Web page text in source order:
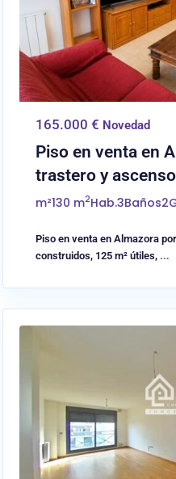
165.000 € Novedad
Piso en venta en
trastero y
m²130 m2Hab.3Baños2
Piso en venta en Almazora
construidos, 125 m² útiles, ...
Castellón/Castelló